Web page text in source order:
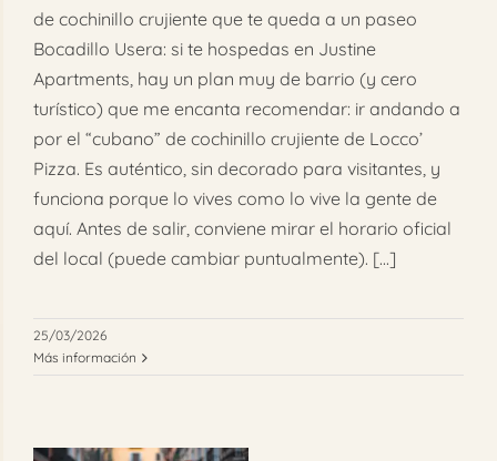
de cochinillo crujiente que te queda a un paseo
Bocadillo Usera: si te hospedas en Justine
Apartments, hay un plan muy de barrio (y cero
turístico) que me encanta recomendar: ir andando a
por el “cubano” de cochinillo crujiente de Locco’
Pizza. Es auténtico, sin decorado para visitantes, y
funciona porque lo vives como lo vive la gente de
aquí. Antes de salir, conviene mirar el horario oficial
del local (puede cambiar puntualmente). [...]
25/03/2026
Más información